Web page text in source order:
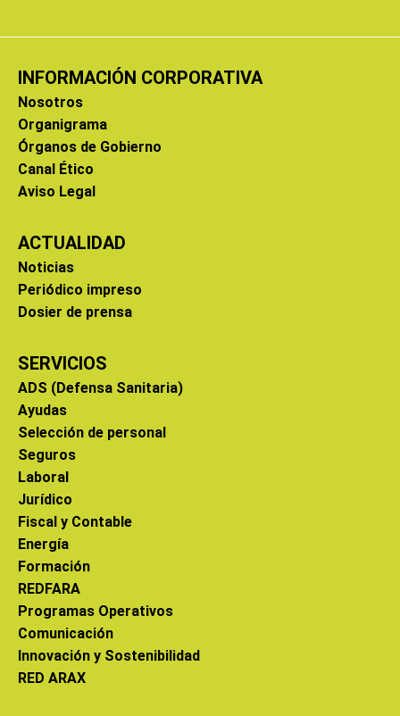
INFORMACIÓN CORPORATIVA
Nosotros
Organigrama
Órganos de Gobierno
Canal Ético
Aviso Legal
ACTUALIDAD
Noticias
Periódico impreso
Dosier de prensa
SERVICIOS
ADS (Defensa Sanitaria)
Ayudas
Selección de personal
Seguros
Laboral
Jurídico
Fiscal y Contable
Energía
Formación
REDFARA
Programas Operativos
Comunicación
Innovación y Sostenibilidad
RED ARAX